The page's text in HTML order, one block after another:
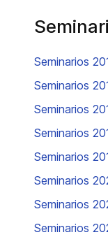
Seminarios
Seminarios
Seminarios
Seminarios
Seminarios
Seminarios
Seminarios
Seminarios